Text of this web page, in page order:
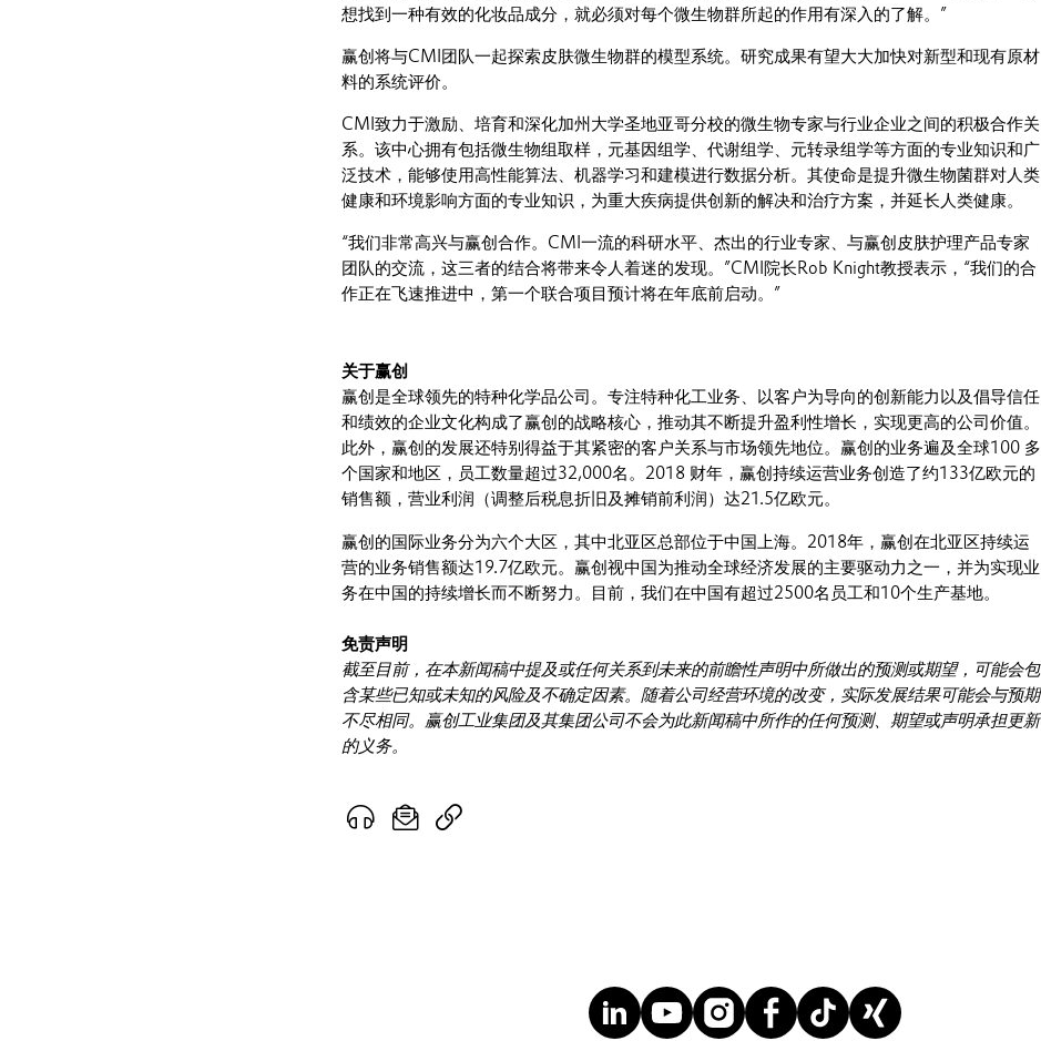
想找到一种有效的化妆品成分，就必须对每个微生物群所起的作用有深入的了解。”
赢创将与CMI团队一起探索皮肤微生物群的模型系统。研究成果有望大大加快对新型和现有原材
料的系统评价。
CMI致力于激励、培育和深化加州大学圣地亚哥分校的微生物专家与行业企业之间的积极合作关
系。该中心拥有包括微生物组取样，元基因组学、代谢组学、元转录组学等方面的专业知识和广
泛技术，能够使用高性能算法、机器学习和建模进行数据分析。其使命是提升微生物菌群对人类
健康和环境影响方面的专业知识，为重大疾病提供创新的解决和治疗方案，并延长人类健康。
“我们非常高兴与赢创合作。CMI一流的科研水平、杰出的行业专家、与赢创皮肤护理产品专家
团队的交流，这三者的结合将带来令人着迷的发现。”CMI院长Rob Knight教授表示，“我们的合
作正在飞速推进中，第一个联合项目预计将在年底前启动。”
关于赢创
赢创是全球领先的特种化学品公司。专注特种化工业务、以客户为导向的创新能力以及倡导信任
和绩效的企业文化构成了赢创的战略核心，推动其不断提升盈利性增长，实现更高的公司价值。
此外，赢创的发展还特别得益于其紧密的客户关系与市场领先地位。赢创的业务遍及全球100 多
个国家和地区，员工数量超过32,000名。2018 财年，赢创持续运营业务创造了约133亿欧元的
销售额，营业利润（调整后税息折旧及摊销前利润）达21.5亿欧元。
赢创的国际业务分为六个大区，其中北亚区总部位于中国上海。2018年，赢创在北亚区持续运
营的业务销售额达19.7亿欧元。赢创视中国为推动全球经济发展的主要驱动力之一，并为实现业
务在中国的持续增长而不断努力。目前，我们在中国有超过2500名员工和10个生产基地。
免责声明
截至目前，在本新闻稿中提及或任何关系到未来的前瞻性声明中所做出的预测或期望，可能会包
含某些已知或未知的风险及不确定因素。随着公司经营环境的改变，实际发展结果可能会与预期
不尽相同。赢创工业集团及其集团公司不会为此新闻稿中所作的任何预测、期望或声明承担更新
的义务。